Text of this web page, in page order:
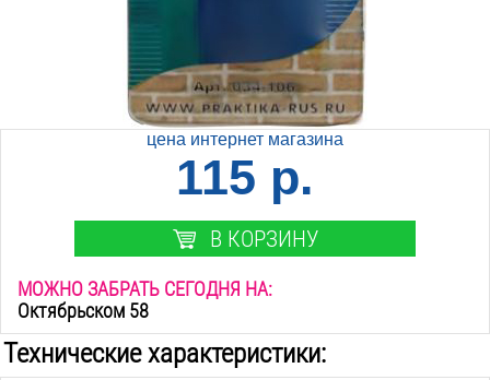
цена интернет магазина
115 р.
В КОРЗИНУ
МОЖНО ЗАБРАТЬ СЕГОДНЯ НА:
Октябрьском 58
Технические характеристики: